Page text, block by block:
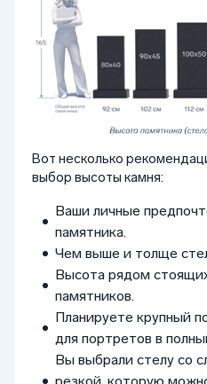
Вот несколько
выбор высоты камня:
Ваши личные
памятника.
Чем выше и толще
Высота рядом
памятников.
Планируете крупный
для портретов в
Вы выбрали стелу со